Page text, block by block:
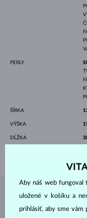
PERLY
ŠÍRKA
VÝŠKA
DĹŽKA
ŠPERKY Z
Aby náš web fungoval
uložené v košíku a
prihlásiť, aby sme vám